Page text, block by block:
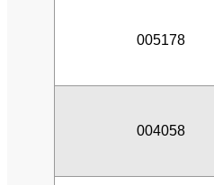
005178
004058